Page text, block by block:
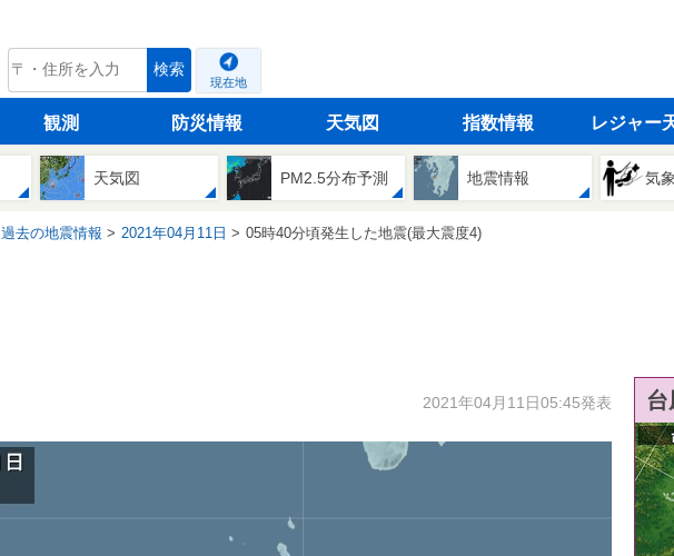
tenki.jp 検索
現在地
観測 防災情報 天気図 指数情報 レジャー
天気図 PM2.5分布予測 地震情報 気
過去の地震情報 2021年04月11日 05時40分頃発生した地震(最大震度4)
2021年04月11日05:45発表